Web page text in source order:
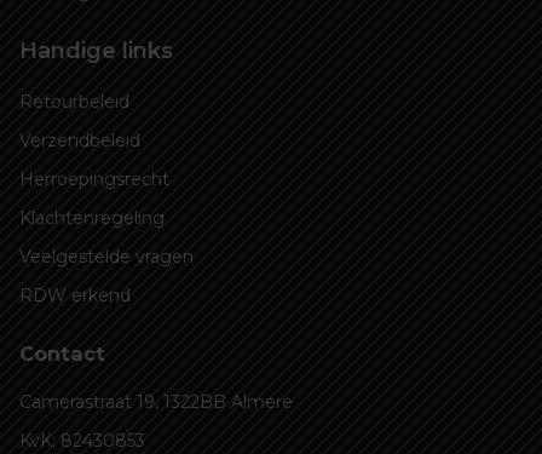
Handige links
Retourbeleid
Verzendbeleid
Herroepingsrecht
Klachtenregeling
Veelgestelde vragen
RDW erkend
Contact
Camerastraat 19, 1322BB Almere
KvK: 82430853